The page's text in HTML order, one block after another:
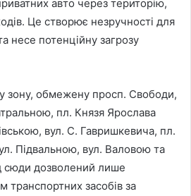
авто через територію,
Це створює незручності для
несе потенційну загрозу
зону, обмежену просп. Свободи,
пл. Князя Ярослава
вул. С. Гавришкевича, пл.
Підвальною, вул. Валовою та
сюди дозволений лише
транспортних засобів за